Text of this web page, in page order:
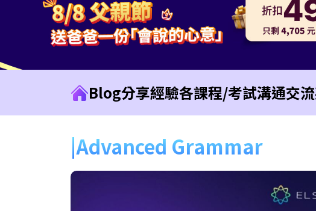
Blog分享經驗各課程/考試溝通交
Advanced Grammar